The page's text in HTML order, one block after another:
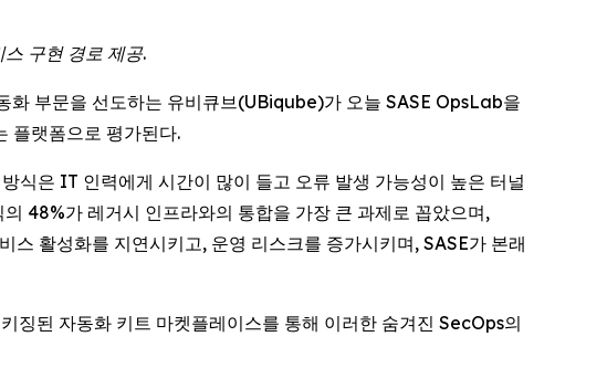
구현 경로 제공.
부문을 선도하는 유비큐브(UBiqube)가 오늘 SASE OpsLab을
플랫폼으로 평가된다.
식은 IT 인력에게 시간이 많이 들고 오류 발생 가능성이 높은 터널
48%가 레거시 인프라와의 통합을 가장 큰 과제로 꼽았으며,
활성화를 지연시키고, 운영 리스크를 증가시키며, SASE가 본래
징된 자동화 키트 마켓플레이스를 통해 이러한 숨겨진 SecOps의